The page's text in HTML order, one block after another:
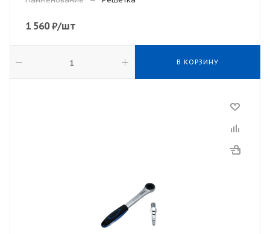
1 560₽/шт
В КОРЗИНУ